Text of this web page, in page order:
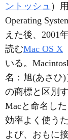
ントッシュ ）
Operating
えた後、2001
読むMac OS X
いる。
名：旭(あさひ
の商標と区別
Macと命名し
効率よく使う
よび、おもに